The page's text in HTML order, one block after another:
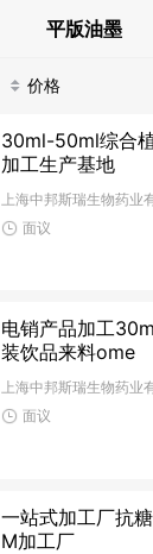
平版油墨
价格
30ml-50ml综合
加工生产基地
上海中邦斯瑞生物药业
面议
电销产品加工
装饮品来料ome
上海中邦斯瑞生物药业
面议
一站式加工厂抗
M加工厂